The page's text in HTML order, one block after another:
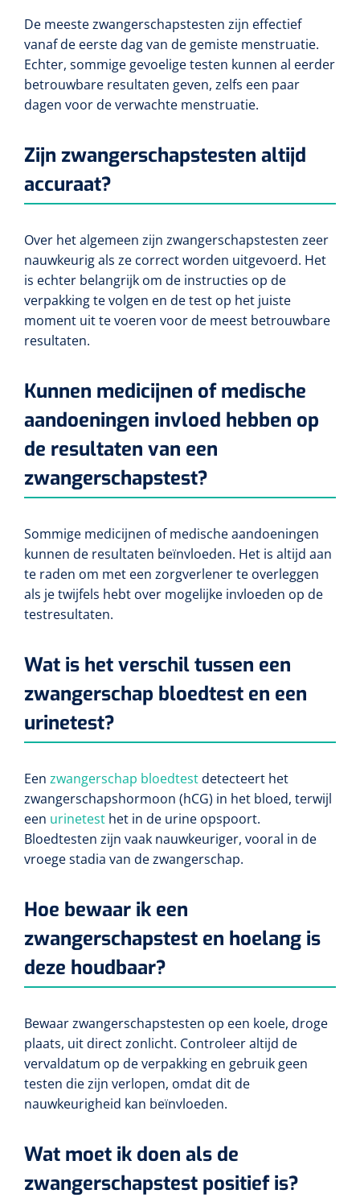
Wondreinigers
De meeste zwangerschapstesten zijn effectief
vanaf de eerste dag van de gemiste menstruatie.
Echter, sommige gevoelige testen kunnen al eerder
betrouwbare resultaten geven, zelfs een paar
dagen voor de verwachte menstruatie.
Zijn zwangerschapstesten altijd
accuraat?
Over het algemeen zijn zwangerschapstesten zeer
nauwkeurig als ze correct worden uitgevoerd. Het
is echter belangrijk om de instructies op de
verpakking te volgen en de test op het juiste
moment uit te voeren voor de meest betrouwbare
resultaten.
Kunnen medicijnen of medische
aandoeningen invloed hebben op
de resultaten van een
zwangerschapstest?
Sommige medicijnen of medische aandoeningen
kunnen de resultaten beïnvloeden. Het is altijd aan
te raden om met een zorgverlener te overleggen
als je twijfels hebt over mogelijke invloeden op de
testresultaten.
Wat is het verschil tussen een
zwangerschap bloedtest en een
urinetest?
Een zwangerschap bloedtestdetecteert het
zwangerschapshormoon (hCG) in het bloed, terwijl
een urinetest het in de urine opspoort.
Bloedtesten zijn vaak nauwkeuriger, vooral in de
vroege stadia van de zwangerschap.
Hoe bewaar ik een
zwangerschapstest en hoelang is
deze houdbaar?
Bewaar zwangerschapstesten op een koele, droge
plaats, uit direct zonlicht. Controleer altijd de
vervaldatum op de verpakking en gebruik geen
testen die zijn verlopen, omdat dit de
nauwkeurigheid kan beïnvloeden.
Wat moet ik doen als de
zwangerschapstest positief is?